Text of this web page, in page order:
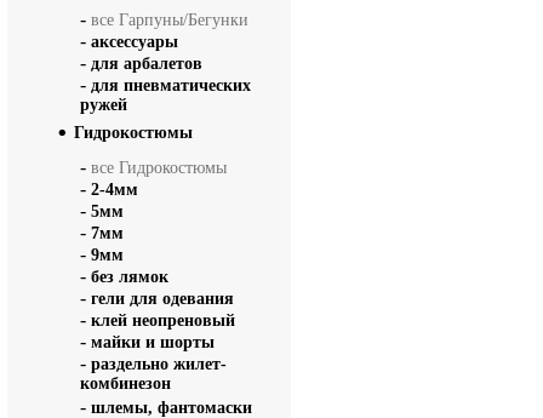
- все Гарпуны/Бегунки
- аксессуары
- для арбалетов
- для пневматических
ружей
Гидрокостюмы
- все Гидрокостюмы
- 2-4мм
- 5мм
- 7мм
- 9мм
- без лямок
- гели для одевания
- клей неопреновый
- майки и шорты
- раздельно жилет-
комбинезон
- шлемы, фантомаски